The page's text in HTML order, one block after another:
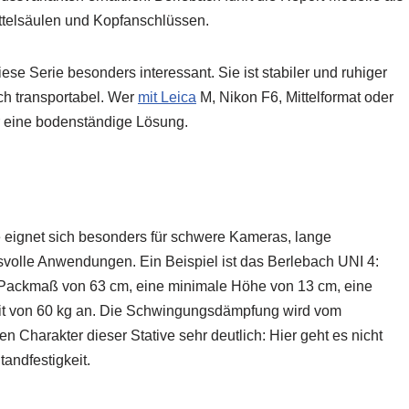
und Kopfanschlüssen.
Serie besonders interessant. Sie ist stabiler und ruhiger
transportabel. Wer mit Leica M, Nikon F6, Mittelformat oder
bodenständige Lösung.
sich besonders für schwere Kameras, lange
Anwendungen. Ein Beispiel ist das Berlebach UNI 4:
von 63 cm, eine minimale Höhe von 13 cm, eine
60 kg an. Die Schwingungsdämpfung wird vom
Charakter dieser Stative sehr deutlich: Hier geht es nicht